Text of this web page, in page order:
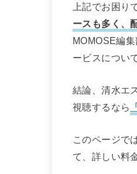
上記でお困
ースも多く、
MOMOSE編
ービスについ
結論、清水エ
視聴するなら
このページで
て、詳しい料